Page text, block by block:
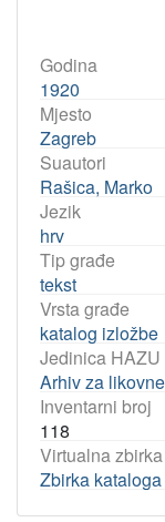
Godina
1920
Mjesto
Zagreb
Suautori
Rašica, Marko
Jezik
hrv
Tip građe
tekst
Vrsta građe
katalog izložbe
Jedinica HAZU
Arhiv za
Inventarni broj
118
Virtualna zbirka
Zbirka